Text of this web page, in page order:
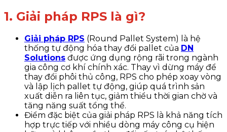
1. Giải pháp RPS là gì?
Giải pháp RPS (Round Pallet System) là hệ
thống tự động hóa thay đổi pallet của DN
Solutions được ứng dụng rộng rãi trong ngành
gia công cơ khí chính xác. Thay vì dừng máy để
thay đổi phôi thủ công, RPS cho phép xoay vòng
và lập lịch pallet tự động, giúp quá trình sản
xuất diễn ra liên tục, giảm thiểu thời gian chờ và
tăng năng suất tổng thể.
Điểm đặc biệt của giải pháp RPS là khả năng tích
hợp trực tiếp với nhiều dòng máy công cụ hiện